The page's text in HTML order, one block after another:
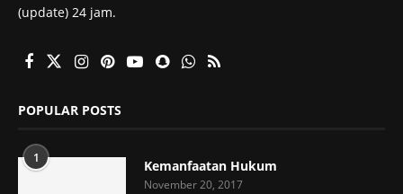
(update) 24 jam.
POPULAR POSTS
1 Kemanfaatan Hukum
November 20, 2017